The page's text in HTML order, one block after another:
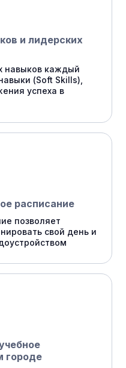
и лидерских
навыков каждый
(Soft Skills),
успеха в
расписание
позволяет
свой день и
городе